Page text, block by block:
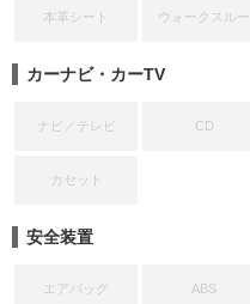
本革シート ウォークスルー
カーナビ・カーTV
ナビ／テレビ CD
カセット
安全装置
エアバッグ ABS